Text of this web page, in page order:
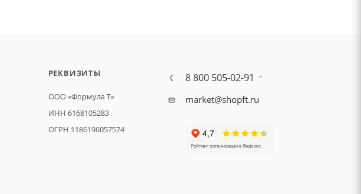
РЕКВИЗИТЫ
ООО «Формула Т»
ИНН 6168105283
ОГРН 1186196057574
8 800 505-02-91
market@shopft.ru